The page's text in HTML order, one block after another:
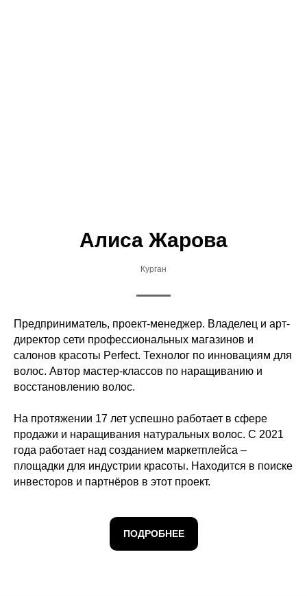
Алиса Жарова
Курган
Предприниматель, проект-менеджер. Владелец и арт-
директор сети профессиональных магазинов и
салонов красоты Perfect. Технолог по инновациям для
волос. Автор мастер-классов по наращиванию и
восстановлению волос.
На протяжении 17 лет успешно работает в сфере
продажи и наращивания натуральных волос. С 2021
года работает над созданием маркетплейса –
площадки для индустрии красоты. Находится в поиске
инвесторов и партнёров в этот проект.
ПОДРОБНЕЕ